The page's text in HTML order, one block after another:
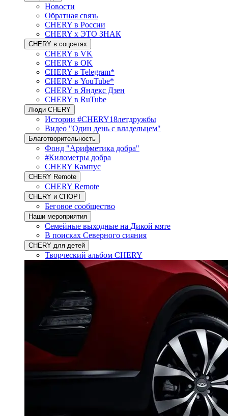
Новости
Обратная связь
CHERY в России
CHERY x ЭТО ЗНАК
CHERY в соцсетях
CHERY в VK
CHERY в OK
CHERY в Telegram*
CHERY в YouTube*
CHERY в Яндекс Дзен
CHERY в RuTube
Люди CHERY
Истории #CHERY18летдружбы
Видео "Один день с владельцем"
Благотворительность
Фонд "Арифметика добра"
#Километры добра
CHERY Кампус
CHERY Remote
CHERY Remote
CHERY и СПОРТ
Беговое сообщество
Наши мероприятия
Семейные выходные на Дикой мяте
В поисках Северного сияния
CHERY для детей
Творческий альбом CHERY